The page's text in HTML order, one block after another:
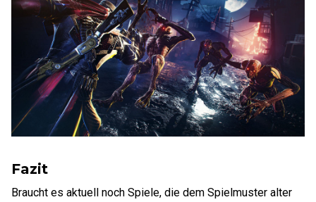
Fazit
Braucht es aktuell noch Spiele, die dem Spielmuster alter